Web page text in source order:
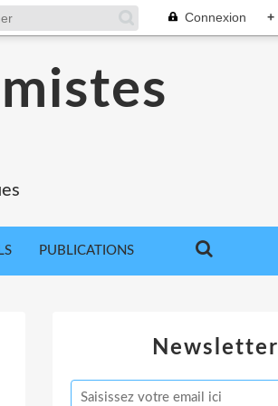
Connexion +
PUBLICATIONS
Newsletter